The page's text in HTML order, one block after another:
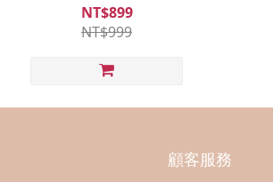
NT$899
NT$999
顧客服務